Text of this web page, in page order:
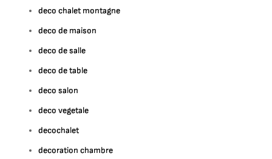
deco chalet montagne
deco de maison
deco de salle
deco de table
deco salon
deco vegetale
decochalet
decoration chambre